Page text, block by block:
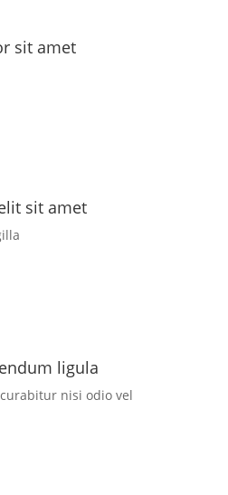
sit amet
sit amet
ligula
nisi odio vel